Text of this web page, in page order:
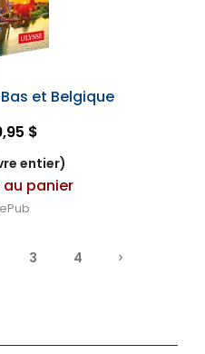
et Belgique
$
entier)
panier
ePub
3 4